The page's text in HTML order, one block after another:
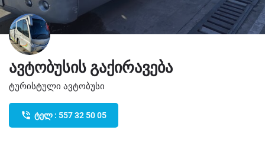
ავტობუსის გაქირავება
ტურისტული ავტობუსი
ტელ : 557 32 50 05